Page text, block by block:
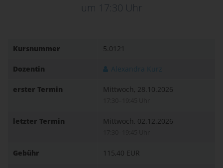
um 17:30 Uhr
Kursnummer 5.0121
Dozentin Alexandra Kurz
erster Termin Mittwoch, 28.10.2026
letzter Termin Mittwoch, 02.12.2026
Gebühr 115,40 EUR